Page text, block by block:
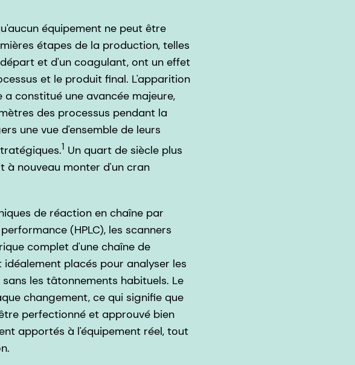
équipement ne peut être
étapes de la production, telles
et d'un coagulant, ont un effet
et le produit final. L'apparition
constitué une avancée majeure,
des processus pendant la
une vue d'ensemble de leurs
1 Un quart de siècle plus
à nouveau monter d'un cran
de réaction en chaîne par
(HPLC), les scanners
complet d'une chaîne de
placés pour analyser les
les tâtonnements habituels. Le
changement, ce qui signifie que
perfectionné et approuvé bien
apportés à l'équipement réel, tout